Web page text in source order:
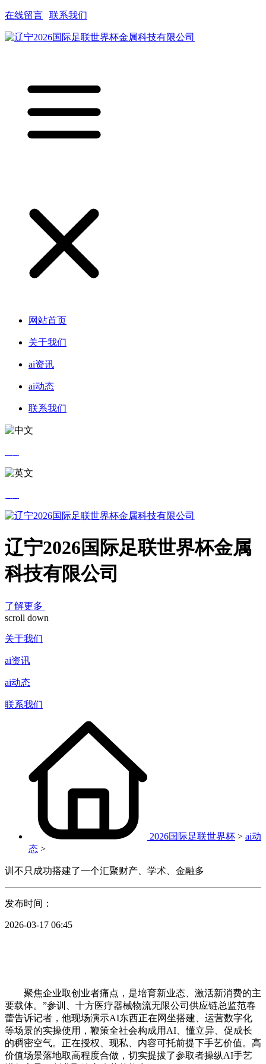
在线留言 联系我们
网站首页
关于我们
ai资讯
ai动态
联系我们
辽宁2026国际足联世界杯金属
科技有限公司
了解更多
scroll down
关于我们
ai资讯
ai动态
联系我们
2026国际足联世界杯 > ai动
态 >
训不只成功搭建了一个汇聚财产、学术、金融多
发布时间：
2026-03-17 06:45
聚焦企业取创业者痛点，是培育新业态、激活新消费的主
要载体。”参训、十方医疗器械物流无限公司供应链总监范春
蕾告诉记者，他现场演示AI东西正在网坐搭建、运营数字化
等场景的实操使用，鞭策全社会构成用AI、懂立异、促成长
的稠密空气。正在授权、现私、内容可托前提下手艺价值。高
价值场景落地取高程度合做，切实提拔了参取者操纵AI手艺